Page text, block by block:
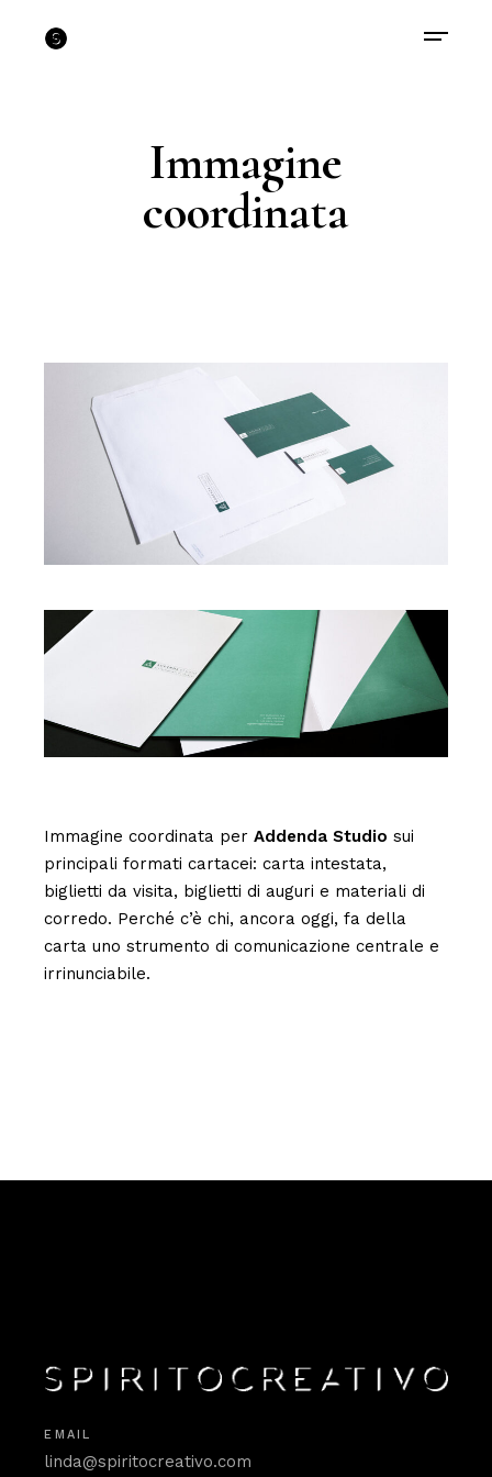
Immagine
coordinata
Immagine coordinata perAddenda Studio sui
principali formati cartacei: carta intestata,
biglietti da visita, biglietti di auguri e materiali di
corredo. Perché c’è chi, ancora oggi, fa della
carta uno strumento di comunicazione centrale e
irrinunciabile.
EMAIL
linda@spiritocreativo.com